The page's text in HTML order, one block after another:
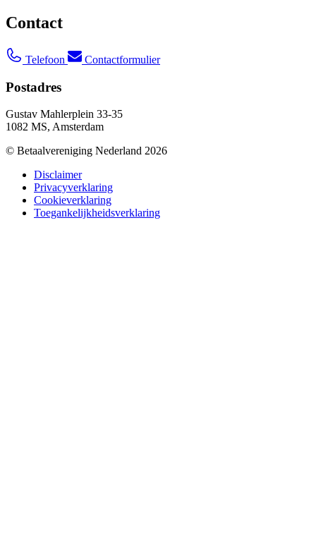
Contact
Telefoon Contactformulier
Postadres
Gustav Mahlerplein 33-35
1082 MS, Amsterdam
© Betaalvereniging Nederland 2026
Disclaimer
Privacyverklaring
Cookieverklaring
Toegankelijkheidsverklaring